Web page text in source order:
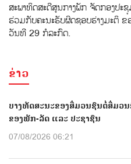
ສະພາທິດສະດີສູນກາງພັກ ຈັດກອງປະ
ຮ່ວມກັບຄະນະຮັບຜິດຊອບຮ່າງມະຕິ ຂ
ວັນທີ 29 ກໍລະກົດ.
ຂ່າວ
ບາງທັດສະນະຂອງສື່ມວນຊົນຕໍ່ສື່ມວ
ຂອງພັກ-ລັດ ແລະ ປະຊາຊົນ
07/08/2026 06:21